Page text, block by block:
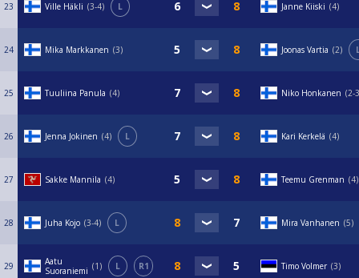
23 Ville Häkli 3-4 L Janne Kiiski 4
24 Mika Markkanen 3 Joonas Vartia 2
25 Tuuliina Panula 4 Niko Honkanen 2-3
26 Jenna Jokinen 4 L Kari Kerkelä 4
27 Sakke Mannila 4 Teemu Grenman 4
28 Juha Kojo 3-4 L Mira Vanhanen 5
29
Aatu
Suoraniemi
1 L R1 Timo Volmer 3